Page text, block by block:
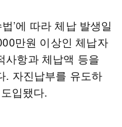
’에 따라 체납 발생일
만원 이상인 체납자
사항과 체납액 등을
. 자진납부를 유도하
입됐다.